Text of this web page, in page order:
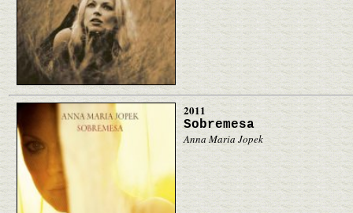
2011
Sobremesa
Anna Maria Jopek